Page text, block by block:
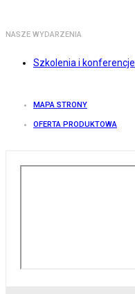
NASZE WYDARZENIA
Szkolenia i konferencje
MAPA STRONY
OFERTA PRODUKTOWA